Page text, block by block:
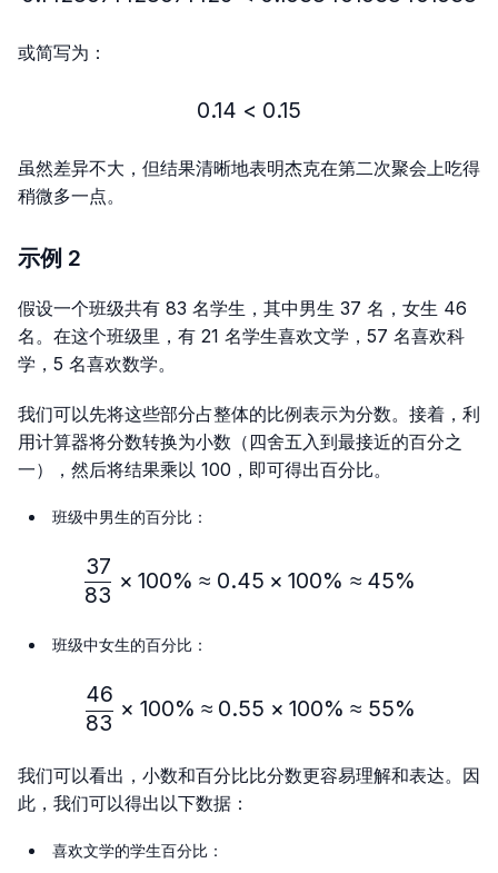
或简写为：
0.14 < 0.15
0.14 < 0.15
虽然差异不大，但结果清晰地表明杰克在第二次聚会上吃得
稍微多一点。
示例 2
假设一个班级共有 83 名学生，其中男生 37 名，女生 46
名。在这个班级里，有 21 名学生喜欢文学，57 名喜欢科
学，5 名喜欢数学。
我们可以先将这些部分占整体的比例表示为分数。接着，利
用计算器将分数转换为小数（四舍五入到最接近的百分之
一），然后将结果乘以 100，即可得出百分比。
班级中男生的百分比：
\frac{37}{83} × 100\%
83
37
× 100% ≈ 0.45 × 100% ≈ 45%
班级中女生的百分比：
\frac{46}{83} × 100\%
83
46
× 100% ≈ 0.55 × 100% ≈ 55%
我们可以看出，小数和百分比比分数更容易理解和表达。因
此，我们可以得出以下数据：
喜欢文学的学生百分比：